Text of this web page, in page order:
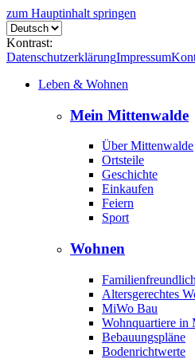
zum Hauptinhalt springen
Kontrast:
DatenschutzerklärungImpressum
Leben & Wohnen
Mein Mittenwalde
Über Mittenwalde
Ortsteile
Geschichte
Einkaufen
Feiern
Sport
Wohnen
Altersgerechtes
MiWo Bau
Wohnquartiere in
Bebauungspläne
Bodenrichtwerte